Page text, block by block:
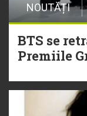
NOUTĂȚI
BTS se
Premiile